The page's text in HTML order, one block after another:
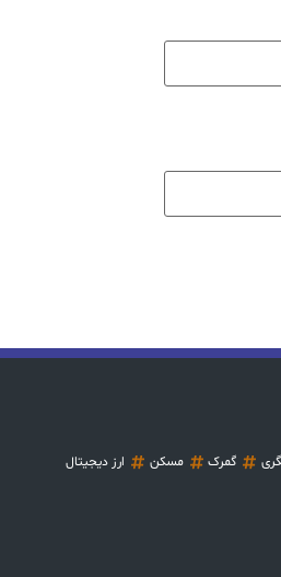
گمرک مسکن
ارز دیجیتال